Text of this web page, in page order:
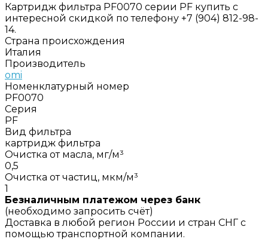
Картридж фильтра PF0070 серии PF купить с
интересной скидкой по телефону +7 (904) 812-98-
14.
Страна происхождения
Италия
Производитель
omi
Номенклатурный номер
PF0070
Серия
PF
Вид фильтра
картридж фильтра
Очистка от масла, мг/м³
0,5
Очистка от частиц, мкм/м³
1
Безналичным платежом через банк
(необходимо запросить счёт)
Доставка в любой регион России и стран СНГ с
помощью транспортной компании.